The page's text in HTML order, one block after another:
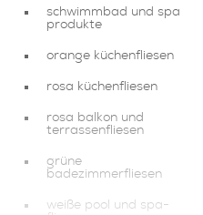
schwimmbad und spa
produkte
orange küchenfliesen
rosa küchenfliesen
rosa balkon und
terrassenfliesen
grüne
badezimmerfliesen
weiße pool und spa-